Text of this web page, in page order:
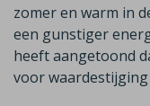
zomer en warm in
een gunstiger
heeft aangetoond
voor